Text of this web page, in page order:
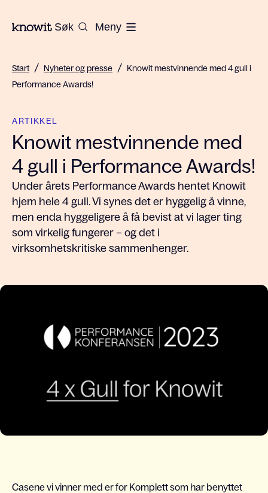
Til hjemmesiden til Knowit
Søk Meny
Start / Nyheter og presse / Knowit mestvinnende med 4 gull i
Performance Awards!
ARTIKKEL
Knowit mestvinnende med
4 gull i Performance Awards!
Under årets Performance Awards hentet Knowit
hjem hele 4 gull. Vi synes det er hyggelig å vinne,
men enda hyggeligere å få bevist at vi lager ting
som virkelig fungerer – og det i
virksomhetskritiske sammenhenger.
Casene vi vinner med er for Komplett som har benyttet